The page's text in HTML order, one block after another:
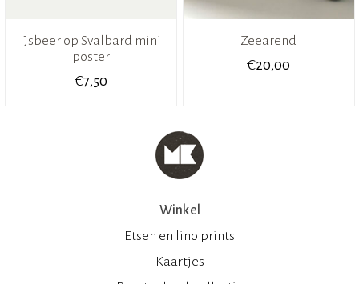
IJsbeer op Svalbard mini
poster
€7,50
Zeearend
€20,00
Winkel
Etsen en lino prints
Kaartjes